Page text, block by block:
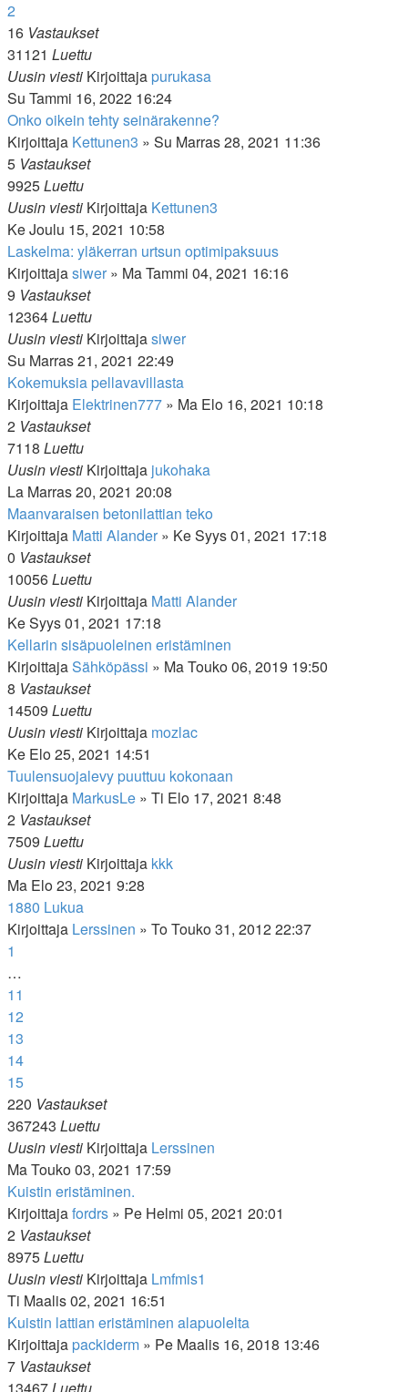
2
16 Vastaukset
31121 Luettu
Uusin viesti Kirjoittaja purukasa
Su Tammi 16, 2022 16:24
Onko oikein tehty seinärakenne?
Kirjoittaja Kettunen3 » Su Marras 28, 2021 11:36
5 Vastaukset
9925Luettu
Uusin viesti Kirjoittaja Kettunen3
Ke Joulu 15, 2021 10:58
Laskelma: yläkerran urtsun optimipaksuus
Kirjoittajasiwer » Ma Tammi 04, 2021 16:16
9 Vastaukset
12364Luettu
Uusin viesti Kirjoittajasiwer
Su Marras 21, 2021 22:49
Kokemuksia pellavavillasta
Kirjoittaja Elektrinen777 » Ma Elo 16, 2021 10:18
2 Vastaukset
7118 Luettu
Uusin viesti Kirjoittaja jukohaka
La Marras 20, 2021 20:08
Maanvaraisen betonilattian teko
Kirjoittaja Matti Alander » Ke Syys 01, 2021 17:18
0 Vastaukset
10056Luettu
Uusin viesti Kirjoittaja Matti Alander
Ke Syys 01, 2021 17:18
Kellarin sisäpuoleinen eristäminen
KirjoittajaSähköpässi » Ma Touko 06, 2019 19:50
8 Vastaukset
14509 Luettu
Uusin viesti Kirjoittaja mozlac
Ke Elo 25, 2021 14:51
Tuulensuojalevy puuttuu kokonaan
Kirjoittaja MarkusLe » Ti Elo 17, 2021 8:48
2 Vastaukset
7509 Luettu
Uusin viesti Kirjoittaja kkk
Ma Elo 23, 2021 9:28
1880 Lukua
Kirjoittaja Lerssinen » To Touko 31, 2012 22:37
1
…
11
12
13
14
15
220 Vastaukset
367243 Luettu
Uusin viesti Kirjoittaja Lerssinen
Ma Touko 03, 2021 17:59
Kuistin eristäminen.
Kirjoittajafordrs » Pe Helmi 05, 2021 20:01
2 Vastaukset
8975Luettu
Uusin viesti Kirjoittaja Lmfmis1
Ti Maalis 02, 2021 16:51
Kuistin lattian eristäminen alapuolelta
Kirjoittaja packiderm » Pe Maalis 16, 2018 13:46
7 Vastaukset